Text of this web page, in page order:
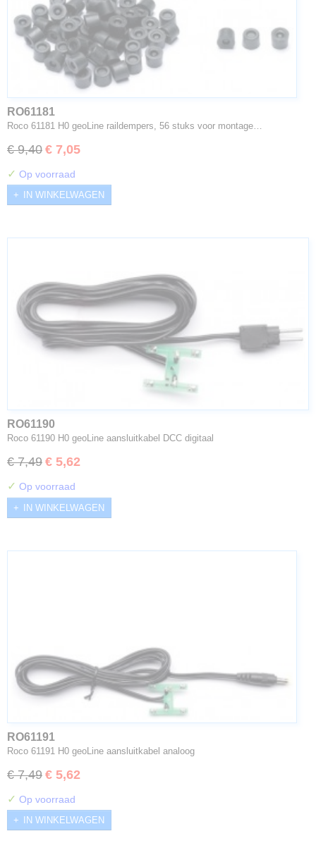
RO61181
Roco 61181 H0 geoLine raildempers, 56 stuks voor montage…
€ 9,40 € 7,05
✓ Op voorraad
IN WINKELWAGEN
RO61190
Roco 61190 H0 geoLine aansluitkabel DCC digitaal
€ 7,49 € 5,62
✓ Op voorraad
IN WINKELWAGEN
RO61191
Roco 61191 H0 geoLine aansluitkabel analoog
€ 7,49 € 5,62
✓ Op voorraad
IN WINKELWAGEN